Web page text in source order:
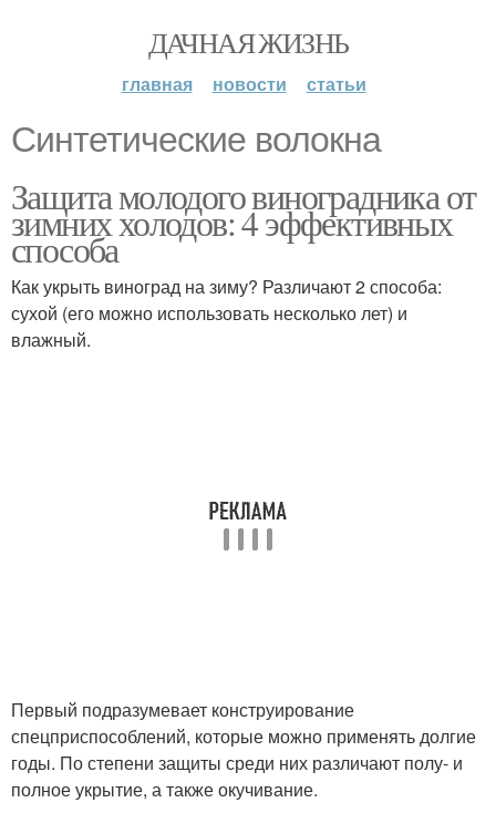
ДАЧНАЯ ЖИЗНЬ
главная новости статьи
Синтетические волокна
Защита молодого виноградника от
зимних холодов: 4 эффективных
способа
Как укрыть виноград на зиму? Различают 2 способа:
сухой (его можно использовать несколько лет) и
влажный.
Первый подразумевает конструирование
спецприспособлений, которые можно применять долгие
годы. По степени защиты среди них различают полу- и
полное укрытие, а также окучивание.